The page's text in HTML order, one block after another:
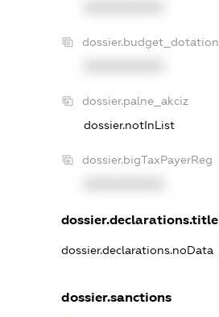
dossier.budget_dotation
dossier.palne_akciz
dossier.notInList
dossier.bigTaxPayerReg
dossier.declarations.title
dossier.declarations.noData
dossier.sanctions